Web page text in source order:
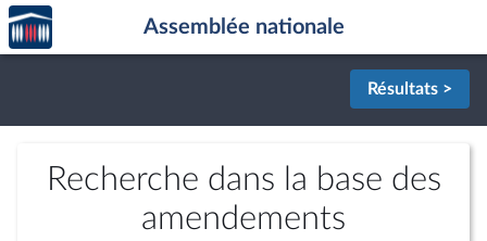
Aller au contenu
Aller en bas de la page
Accèder
à la
page
Assemblée nationale
Résultats >
Recherche dans la base des
amendements